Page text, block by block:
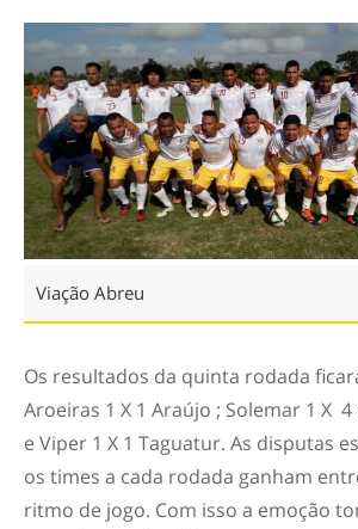
Viação Abreu
Os resultados da quinta rodada
Aroeiras 1 X 1 Araújo ; Solemar 1 X 4
e Viper 1 X 1 Taguatur. As disputas
os times a cada rodada ganham
ritmo de jogo. Com isso a emoção